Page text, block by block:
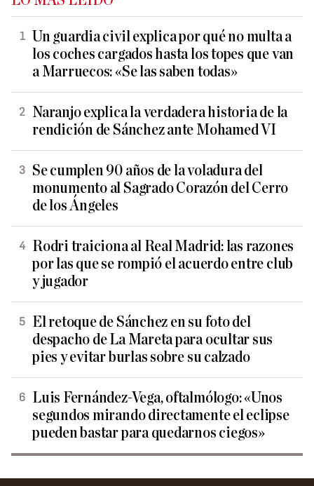
Un guardia civil explica por qué no multa a
los coches cargados hasta los topes que van
a Marruecos: «Se las saben todas»
Naranjo explica la verdadera historia de la
rendición de Sánchez ante Mohamed VI
Se cumplen 90 años de la voladura del
monumento al Sagrado Corazón del Cerro
de los Ángeles
Rodri traiciona al Real Madrid: las razones
por las que se rompió el acuerdo entre club
y jugador
El retoque de Sánchez en su foto del
despacho de La Mareta para ocultar sus
pies y evitar burlas sobre su calzado
Luis Fernández-Vega, oftalmólogo: «Unos
segundos mirando directamente el eclipse
pueden bastar para quedarnos ciegos»